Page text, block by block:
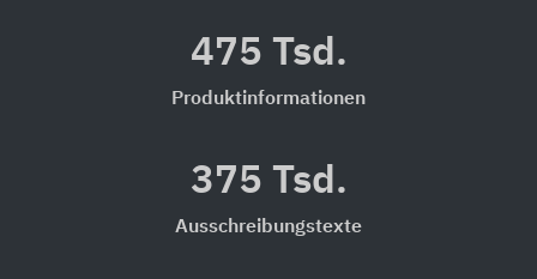
475 Tsd.
Produktinformationen
375 Tsd.
Ausschreibungstexte